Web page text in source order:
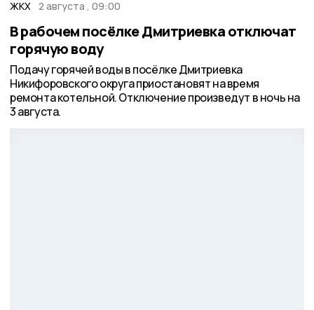
ЖКХ 2 августа , 09:00
В рабочем посёлке Дмитриевка отключат
горячую воду
Подачу горячей воды в посёлке Дмитриевка
Никифоровского округа приостановят на время
ремонта котельной. Отключение произведут в ночь на
3 августа.